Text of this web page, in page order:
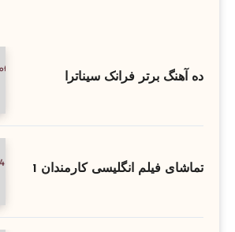
ده آهنگ برتر فرانک سیناترا
تماشای فیلم انگلیسی کارمندان 1